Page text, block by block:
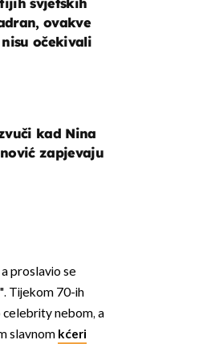
ovakve
očekivali
kad Nina
zapjevaju
proslavio se
Tijekom 70-ih
celebrity nebom, a
slavnom kćeri